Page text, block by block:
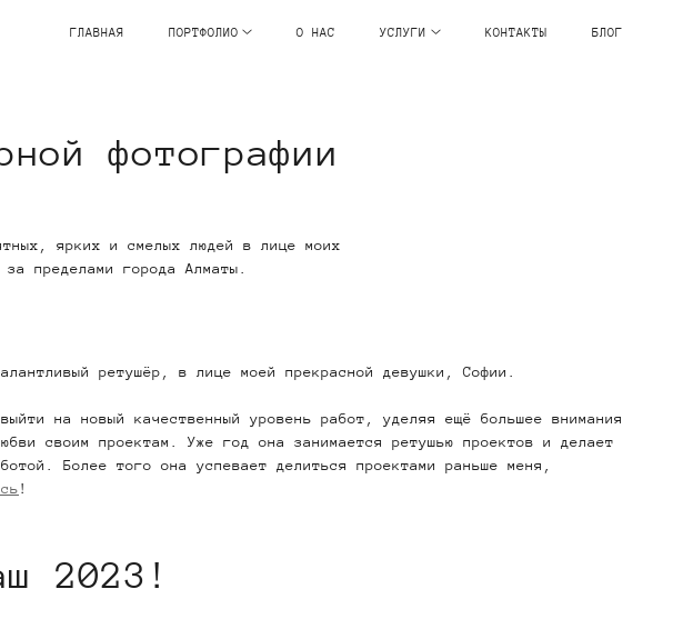
ГЛАВНАЯ ПОРТФОЛИО О НАС УСЛУГИ КОНТАКТЫ БЛОГ
фотографии
ярких и смелых людей в лице моих
пределами города Алматы.
ретушёр, в лице моей прекрасной девушки, Софии.
на новый качественный уровень работ, уделяя ещё большее внимания
своим проектам. Уже год она занимается ретушью проектов и делает
Более того она успевает делиться проектами раньше меня,
!
2023!